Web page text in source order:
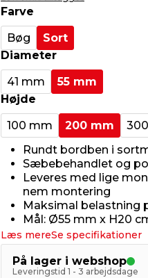
Farve
Bøg
Sort
Diameter
41 mm
55 mm
Højde
100 mm
200 mm
Rundt bordben i
Sæbebehandlet og
Leveres med lige
nem montering
Maksimal belastning
Mål: Ø55 mm x H20
Læs mereSe specifikationer
På lager i webshop
Leveringstid 1 - 3 arbejdsdage